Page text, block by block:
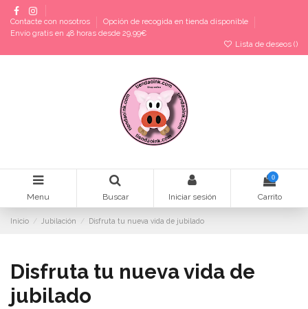
Contacte con nosotros
Opción de recogida en tienda disponible
Envío gratis en 48 horas desde 29,99€
Lista de deseos ()
Menu Buscar Iniciar sesión
0
Carrito
Inicio Jubilación Disfruta tu nueva vida de jubilado
Disfruta tu nueva vida de
jubilado